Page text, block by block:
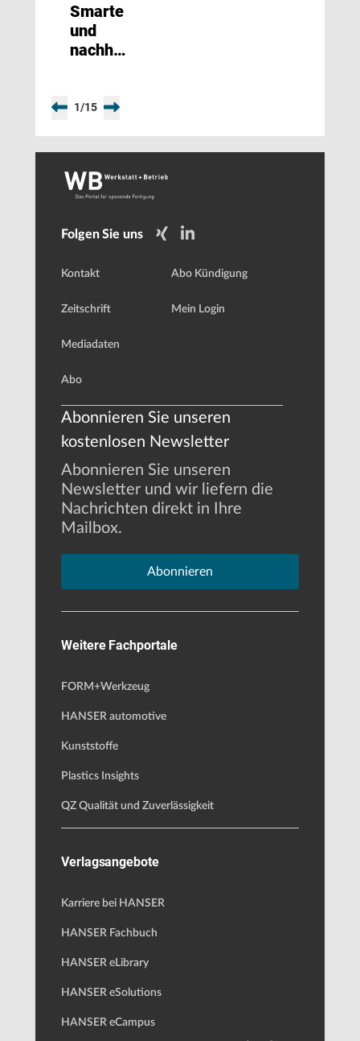
Smarte
und
nachhaltige
1/15
Folgen Sie uns
Kontakt
Zeitschrift
Mediadaten
Abo
Abo Kündigung
Mein Login
Abonnieren Sie unseren
kostenlosen Newsletter
Abonnieren Sie unseren
Newsletter und wir liefern die
Nachrichten direkt in Ihre
Mailbox.
Abonnieren
Weitere Fachportale
FORM+Werkzeug
HANSER automotive
Kunststoffe
Plastics Insights
QZ Qualität und Zuverlässigkeit
Verlagsangebote
Karriere bei HANSER
HANSER Fachbuch
HANSER eLibrary
HANSER eSolutions
HANSER eCampus